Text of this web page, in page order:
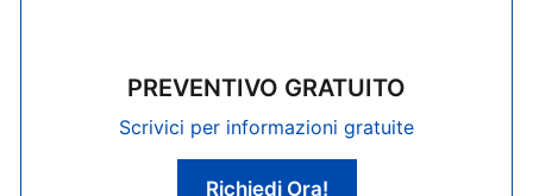
PREVENTIVO GRATUITO
Scrivici per informazioni gratuite
Richiedi Ora!